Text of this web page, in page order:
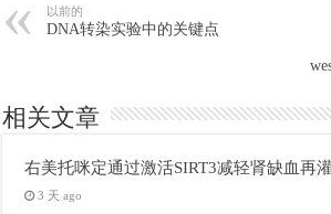
以前的
DNA转染实验中的关键点
相关文章
右美托咪定通过激活SIRT3减轻肾缺血再
3 天 ago